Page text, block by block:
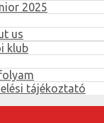
2025
us
klub
tájékoztató